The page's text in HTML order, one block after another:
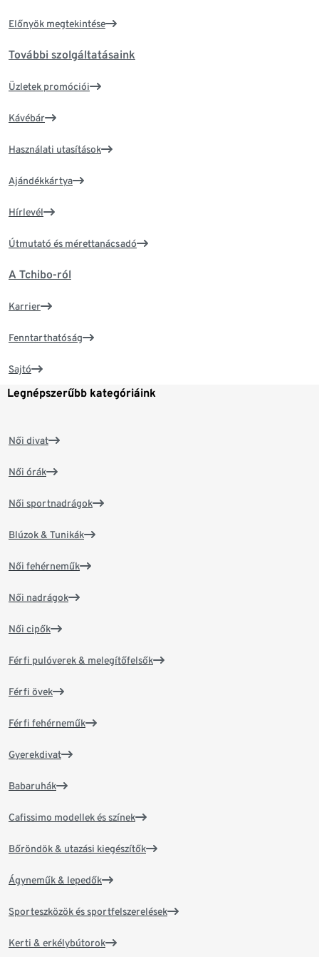
Előnyök megtekintése
További szolgáltatásaink
Üzletek promóciói
Kávébár
Használati utasítások
Ajándékkártya
Hírlevél
Útmutató és mérettanácsadó
A Tchibo-ról
Karrier
Fenntarthatóság
Sajtó
Legnépszerűbb kategóriáink
Női divat
Női órák
Női sportnadrágok
Blúzok & Tunikák
Női fehérneműk
Női nadrágok
Női cipők
Férfi pulóverek & melegítőfelsők
Férfi övek
Férfi fehérneműk
Gyerekdivat
Babaruhák
Cafissimo modellek és színek
Bőröndök & utazási kiegészítők
Ágyneműk & lepedők
Sporteszközök és sportfelszerelések
Kerti & erkélybútorok